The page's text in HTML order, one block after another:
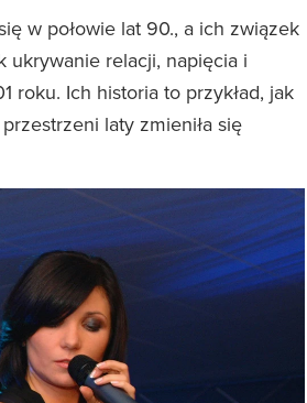
w połowie lat 90., a ich związek
ukrywanie relacji, napięcia i
roku. Ich historia to przykład, jak
laty zmieniła się